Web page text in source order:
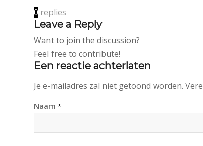
0 replies
Leave a Reply
Want to join the discussion?
Feel free to contribute!
Een reactie achterlaten
Je e-mailadres zal niet getoond worden.
Naam *